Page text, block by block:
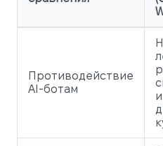
Противодействие
AI-ботам